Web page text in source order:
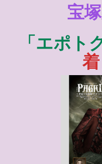
宝
「エポト
着